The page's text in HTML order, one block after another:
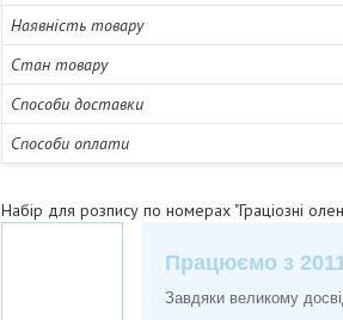
Наявність товару
Стан товару
Способи доставки
Способи оплати
Набір для розпису по номерах "Граціозні
Працюємо з
Завдяки великому